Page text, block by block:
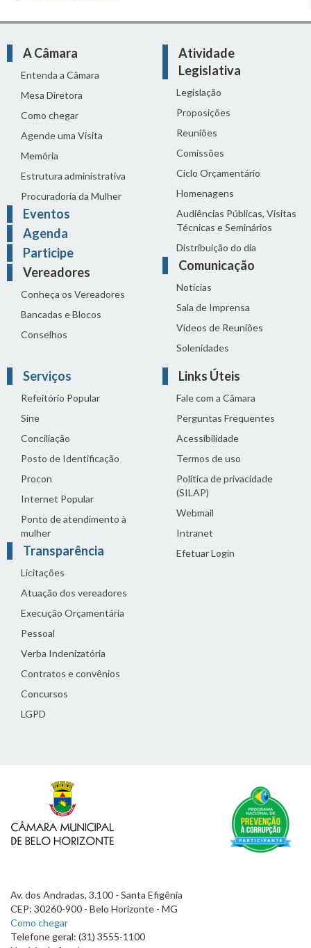
A Câmara
Entenda a Câmara
Mesa Diretora
Como chegar
Agende uma Visita
Memória
Estrutura administrativa
Procuradoria da Mulher
Eventos
Agenda
Participe
Vereadores
Conheça os Vereadores
Bancadas e Blocos
Conselhos
Atividade
Legislativa
Legislação
Proposições
Reuniões
Comissões
Ciclo Orçamentário
Homenagens
Audiências Públicas, Visitas
Técnicas e Seminários
Distribuição do dia
Comunicação
Notícias
Sala de Imprensa
Vídeos de Reuniões
Solenidades
Serviços
Refeitório Popular
Sine
Conciliação
Posto de Identificação
Procon
Internet Popular
Ponto de atendimento à
mulher
Transparência
Licitações
Atuação dos vereadores
Execução Orçamentária
Pessoal
Verba Indenizatória
Contratos e convênios
Concursos
LGPD
Links Úteis
Fale com a Câmara
Perguntas Frequentes
Acessibilidade
Termos de uso
Política de privacidade
(SILAP)
Webmail
Intranet
Efetuar Login
Av. dos Andradas, 3.100 - Santa Efigênia
CEP: 30260-900 - Belo Horizonte - MG
Como chegar
Telefone geral: (31) 3555-1100